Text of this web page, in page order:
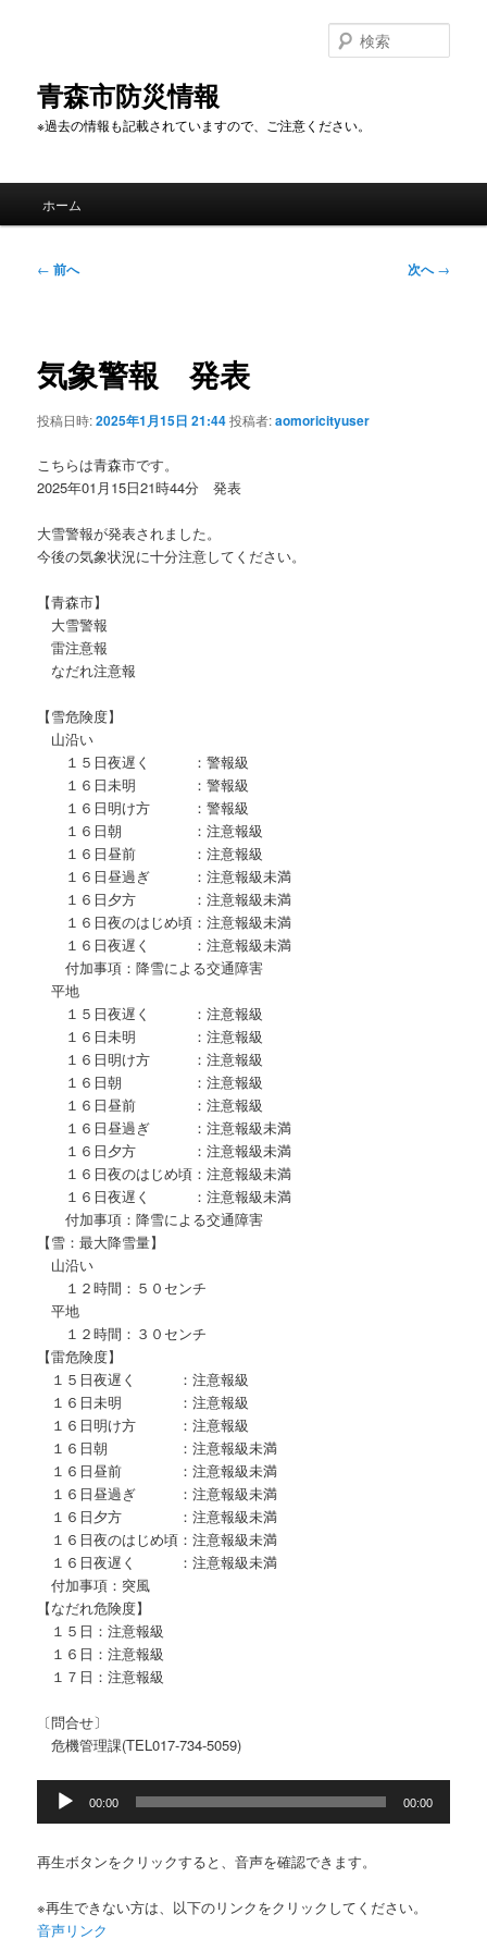
青森市防災情報
※過去の情報も記載されていますので、ご注意ください。
索
ホーム
投
ゲ
ー
ョ
← 前へ 次へ→
気象警報 発表
投稿日時:2025年1月15日 21:44投稿者:aomoricityuser
こちらは青森市です。
2025年01月15日21時44分 発表
大雪警報が発表されました。
今後の気象状況に十分注意してください。
【青森市】
大雪警報
雷注意報
なだれ注意報
【雪危険度】
山沿い
１５日夜遅く ：警報級
１６日未明 ：警報級
１６日明け方 ：警報級
１６日朝 ：注意報級
１６日昼前 ：注意報級
１６日昼過ぎ ：注意報級未満
１６日夕方 ：注意報級未満
１６日夜のはじめ頃：注意報級未満
１６日夜遅く ：注意報級未満
付加事項：降雪による交通障害
平地
１５日夜遅く ：注意報級
１６日未明 ：注意報級
１６日明け方 ：注意報級
１６日朝 ：注意報級
１６日昼前 ：注意報級
１６日昼過ぎ ：注意報級未満
１６日夕方 ：注意報級未満
１６日夜のはじめ頃：注意報級未満
１６日夜遅く ：注意報級未満
付加事項：降雪による交通障害
【雪：最大降雪量】
山沿い
１２時間：５０センチ
平地
１２時間：３０センチ
【雷危険度】
１５日夜遅く ：注意報級
１６日未明 ：注意報級
１６日明け方 ：注意報級
１６日朝 ：注意報級未満
１６日昼前 ：注意報級未満
１６日昼過ぎ ：注意報級未満
１６日夕方 ：注意報級未満
１６日夜のはじめ頃：注意報級未満
１６日夜遅く ：注意報級未満
付加事項：突風
【なだれ危険度】
１５日：注意報級
１６日：注意報級
１７日：注意報級
〔問合せ〕
危機管理課(TEL017-734-5059)
レ
ヤ
ー
00:00 00:00
再生ボタンをクリックすると、音声を確認できます。
※再生できない方は、以下のリンクをクリックしてください。
音声リンク